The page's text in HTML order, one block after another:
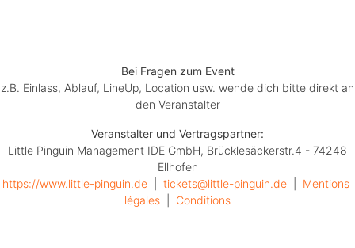
Bei Fragen zum Event
z.B. Einlass, Ablauf, LineUp, Location usw. wende dich bitte direkt an
den Veranstalter
Veranstalter und Vertragspartner:
Little Pinguin Management IDE GmbH, Brücklesäckerstr.4 - 74248
Ellhofen
https://www.little-pinguin.de
tickets@little-pinguin.de
Mentions
légales
Conditions